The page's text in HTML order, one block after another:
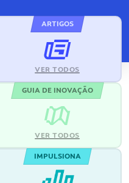
ARTIGOS
VER TODOS
GUIA DE INOVAÇÃO
VER TODOS
IMPULSIONA